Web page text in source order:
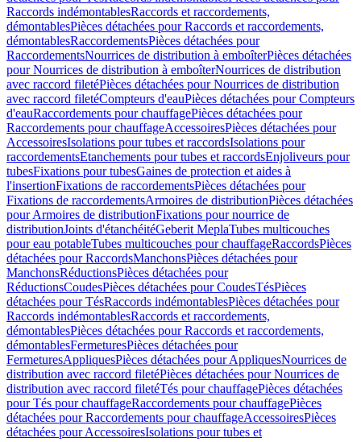
Raccords indémontablesRaccords et raccordements,
démontablesPièces détachées pour Raccords et raccordements,
démontablesRaccordementsPièces détachées pour
RaccordementsNourrices de distribution à emboîterPièces détachées
pour Nourrices de distribution à emboîterNourrices de distribution
avec raccord filetéPièces détachées pour Nourrices de distribution
avec raccord filetéCompteurs d'eauPièces détachées pour Compteurs
d'eauRaccordements pour chauffagePièces détachées pour
Raccordements pour chauffageAccessoiresPièces détachées pour
AccessoiresIsolations pour tubes et raccordsIsolations pour
raccordementsEtanchements pour tubes et raccordsEnjoliveurs pour
tubesFixations pour tubesGaines de protection et aides à
l'insertionFixations de raccordementsPièces détachées pour
Fixations de raccordementsArmoires de distributionPièces détachées
pour Armoires de distributionFixations pour nourrice de
distributionJoints d'étanchéitéGeberit MeplaTubes multicouches
pour eau potableTubes multicouches pour chauffageRaccordsPièces
détachées pour RaccordsManchonsPièces détachées pour
ManchonsRéductionsPièces détachées pour
RéductionsCoudesPièces détachées pour CoudesTésPièces
détachées pour TésRaccords indémontablesPièces détachées pour
Raccords indémontablesRaccords et raccordements,
démontablesPièces détachées pour Raccords et raccordements,
démontablesFermeturesPièces détachées pour
FermeturesAppliquesPièces détachées pour AppliquesNourrices de
distribution avec raccord filetéPièces détachées pour Nourrices de
distribution avec raccord filetéTés pour chauffagePièces détachées
pour Tés pour chauffageRaccordements pour chauffagePièces
détachées pour Raccordements pour chauffageAccessoiresPièces
détachées pour AccessoiresIsolations pour tubes et